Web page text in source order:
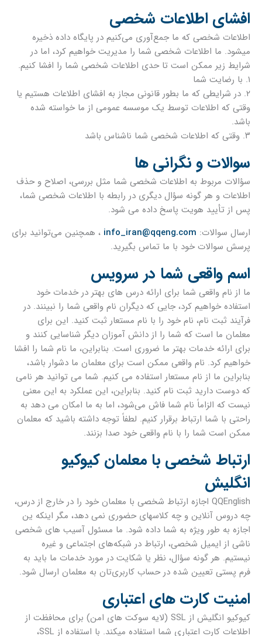
افشای اطلاعات شخصی
اطلاعات شخصی که ما جمع‌آوری می‌کنیم در پایگاه داده‌ ذخیره
میشود. ما اطلاعات شخصی شما را مدیریت خواهیم کرد، اما در
شرایط زیر ممکن است تا حدی اطلاعات شخصی شما را افشا کنیم.
۱. با رضایت شما
۲. در شرایطی که ما بطور قانونی مجاز به افشای اطلاعات هستیم یا
وقتی که اطلاعات توسط یک موسسه عمومی از ما خواسته شده
باشد.
۳. وقتی که اطلاعات شخصی شما ناشناس باشد
سوالات و نگرانی ها
سؤالات مربوط به اطلاعات شخصی شما مثل بررسی، اصلاح و حذف
اطلاعات و هر گونه سؤال دیگری در رابطه با اطلاعات شخصی شما،
پس از تأیید هویت پاسخ داده می شود.
ارسال سوالات: info_iran@qqeng.com ، همچنین می‌توانید برای
پرسش سوالات خود با ما تماس بگیرید.
اسم واقعی شما در سرویس
ما از نام واقعی شما برای ارائه درس های بهتر در خدمات خود
استفاده خواهیم کرد، جایی که دیگران نام واقعی شما را نبینند. در
فرآیند ثبت نام، نام خود را با نام مستعار ثبت کنید. این برای
معلمان ما است که شما را از دانش آموزان دیگر شناسایی کنند و
برای ارائه خدمات بهتر ما ضروری است. بنابراین، ما نام شما را افشا
خواهیم کرد. نام واقعی ممکن است برای معلمان ما دشوار باشد،
بنابراین ما از نام مستعار استفاده می کنیم. شما می توانید هر نامی
که دوست دارید ثبت نام کنید. بنابراین، این عملکرد به این معنی
نیست که الزاماً نام شما فاش می‌شود، اما به ما امکان می دهد به
راحتی با شما ارتباط برقرار کنیم. لطفاً توجه داشته باشید که معلمان
ممکن است شما را با نام واقعی خود صدا بزنند.
ارتباط شخصی با معلمان کیوکیو
انگلیش
QQEnglish اجازه ارتباط شخصی با معلمان خود را در خارج از درس،
چه دروس آنلاین و چه کلاسهای حضوری نمی دهد، مگر اینکه ین
اجازه به طور ویژه به شما داده شود. ما مسئول آسیب های شخصی
ناشی از ایمیل شخصی، ارتباط در شبکه‌های اجتماعی و غیره
نیستیم. هر گونه سؤال، نظر یا شکایت در مورد خدمات ما باید به
فرم پستی تعیین شده در حساب کاربری‌تان به معلمان ارسال شود.
امنیت کارت های اعتباری
کیوکیو انگلیش از SSL (لایه سوکت های امن) برای محافظت از
اطلاعات کارت اعتباری شما استفاده میکند. با استفاده از SSL،